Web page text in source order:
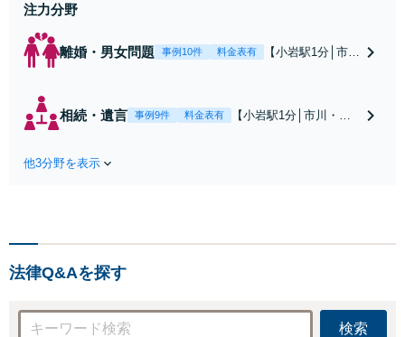
注力分野
離婚・男女問題 事例10件 料金表有
【小岩駅1分│市
回避、裁判提起前
の和解、子の認知
相続・遺言 事例9件 料金表有
【小岩駅1分│市川・船
しい地域の皆さまも、
休日対応可】
他3分野を表示
法律Q&Aを探す
検索